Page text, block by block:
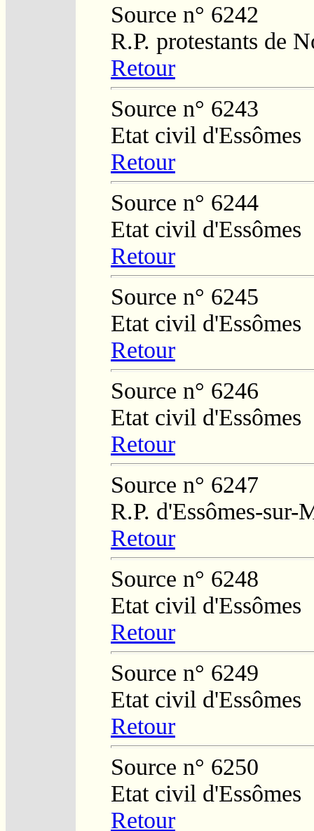
Source n° 6242
R.P. protestants de
Retour
Source n° 6243
Etat civil d'Essômes
Retour
Source n° 6244
Etat civil d'Essômes
Retour
Source n° 6245
Etat civil d'Essômes
Retour
Source n° 6246
Etat civil d'Essômes
Retour
Source n° 6247
R.P. d'Essômes-sur-
Retour
Source n° 6248
Etat civil d'Essômes
Retour
Source n° 6249
Etat civil d'Essômes
Retour
Source n° 6250
Etat civil d'Essômes
Retour